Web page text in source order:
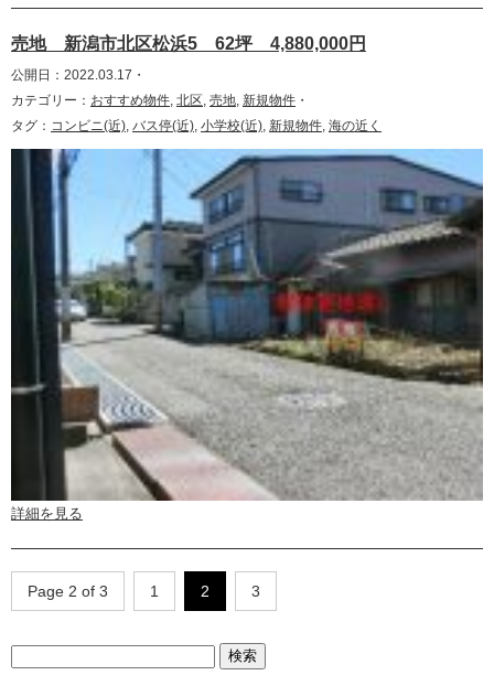
売地 新潟市北区松浜5 62坪 4,880,000円
公開日：2022.03.17・
カテゴリー： おすすめ物件 北区 売地 新規物件 ・
タグ： コンビニ(近) バス停(近) 小学校(近) 新規物件 海の近く
詳細を見る
Page 2 of 3 1 2 3